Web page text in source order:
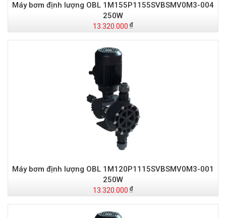
Máy bơm định lượng OBL 1M155P1155SVBSMV0M3-004
250W
13.320.000
Máy bơm định lượng OBL 1M120P1115SVBSMV0M3-001
250W
13.320.000